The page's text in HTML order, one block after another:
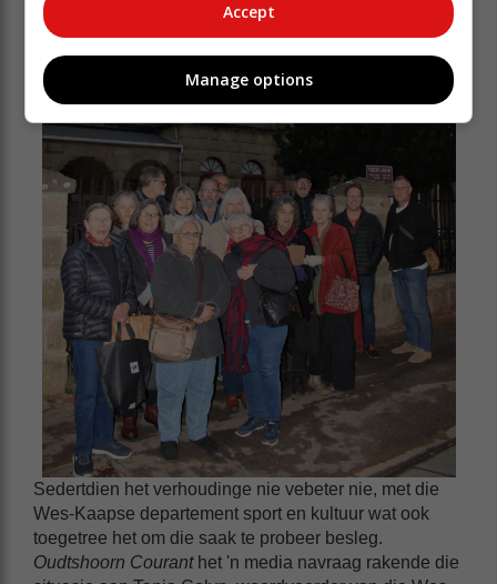
Sedertdien het verhoudinge nie vebeter nie, met die
Wes-Kaapse departement sport en kultuur wat ook
toegetree het om die saak te probeer besleg.
Oudtshoorn Courant het 'n media navraag rakende die
Accept
Manage options